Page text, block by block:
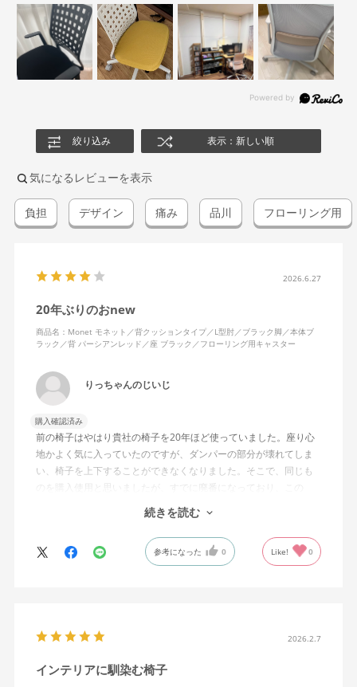
絞り込み 表示：新しい順
気になるレビューを表示
負担 デザイン 痛み 品川 フローリング用
2026.6.27
20年ぶりのおnew
商品名：Monet モネット／背クッションタイプ／L型肘／ブラック脚／本体ブ
ラック／背 パーシアンレッド／座 ブラック／フローリング用キャスター
りっちゃんのじいじ
購入確認済み
前の椅子はやはり貴社の椅子を20年ほど使っていました。座り心
地かよく気に入っていたのですが、ダンパーの部分が壊れてしま
い、椅子を上下することができなくなりました。そこで、同じも
のを購入使用と思いましたが、すでに廃番になっており、この
MonEtを購入しました。やや固めの椅子ですが、使っているうち
になじんでくるのではと思っています。フローリング床で使って
いますが、ややキャスターがよく動きすぎるのが難点でしょう
か。
続きを読む
参考になった 0 Like! 0
2026.2.7
インテリアに馴染む椅子